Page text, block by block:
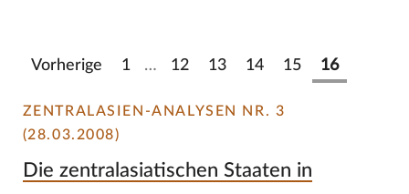
Vorherige 1 … 12 13 14 15 16
ZENTRALASIEN-ANALYSEN NR. 3
(28.03.2008)
Die zentralasiatischen Staaten in